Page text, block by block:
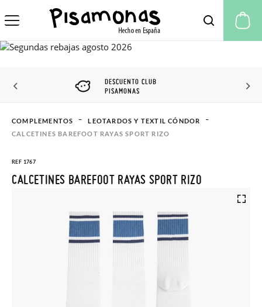
DESCUENTO CLUB
PISAMONAS
COMPLEMENTOS
LEOTARDOS Y TEXTIL CÓNDOR
CALCETINES BAREFOOT RAYAS SPORT RIZO
REF 1767
CALCETINES BAREFOOT RAYAS SPORT RIZO